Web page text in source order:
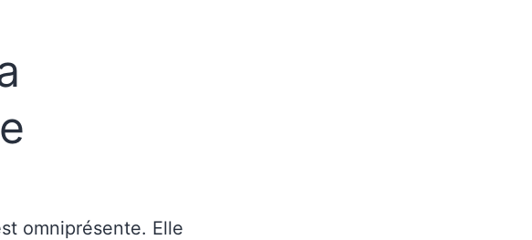
omniprésente. Elle